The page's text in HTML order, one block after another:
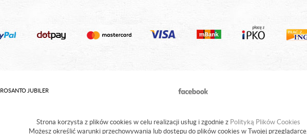
ROSANTO JUBILER
Strona korzysta z plików cookies w celu realizacji usług i zgodnie z Polityką Plików Cookies
Możesz określić warunki przechowywania lub dostępu do plików cookies w Twojej przeglądarce.